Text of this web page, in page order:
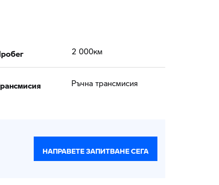
2 000км
Ръчна трансмисия
НАПРАВЕТЕ ЗАПИТВАНЕ СЕГА